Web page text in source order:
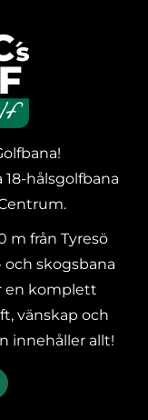
hålsgolfbana
m från Tyresö
skogsbana
en komplett
vänskap och
innehåller allt!